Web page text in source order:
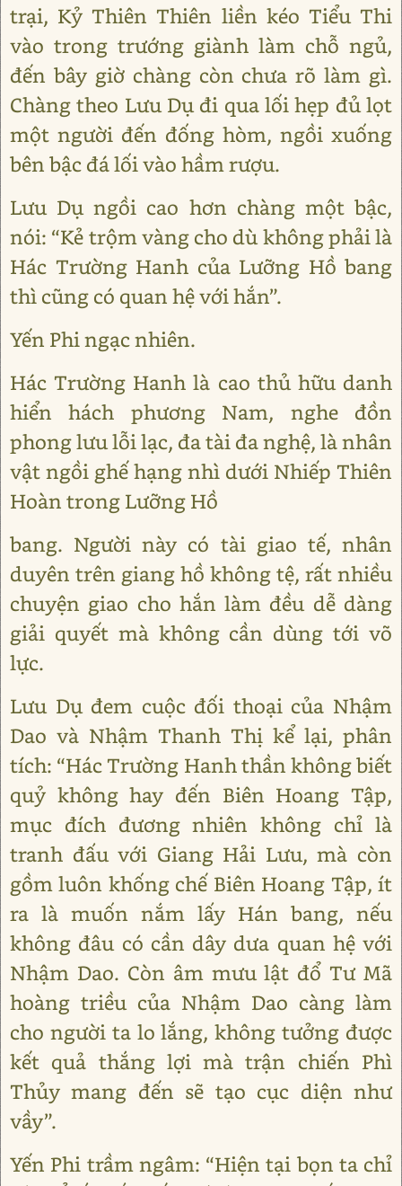
trại, Kỷ Thiên Thiên liền kéo Tiểu Thi
vào trong trướng giành làm chỗ ngủ,
đến bây giờ chàng còn chưa rõ làm gì.
Chàng theo Lưu Dụ đi qua lối hẹp đủ lọt
một người đến đống hòm, ngồi xuống
bên bậc đá lối vào hầm rượu.
Lưu Dụ ngồi cao hơn chàng một bậc,
nói: “Kẻ trộm vàng cho dù không phải là
Hác Trường Hanh của Lưỡng Hồ bang
thì cũng có quan hệ với hắn”.
Yến Phi ngạc nhiên.
Hác Trường Hanh là cao thủ hữu danh
hiển hách phương Nam, nghe đồn
phong lưu lỗi lạc, đa tài đa nghệ, là nhân
vật ngồi ghế hạng nhì dưới Nhiếp Thiên
Hoàn trong Lưỡng Hồ
bang. Người này có tài giao tế, nhân
duyên trên giang hồ không tệ, rất nhiều
chuyện giao cho hắn làm đều dễ dàng
giải quyết mà không cần dùng tới võ
lực.
Lưu Dụ đem cuộc đối thoại của Nhậm
Dao và Nhậm Thanh Thị kể lại, phân
tích: “Hác Trường Hanh thần không biết
quỷ không hay đến Biên Hoang Tập,
mục đích đương nhiên không chỉ là
tranh đấu với Giang Hải Lưu, mà còn
gồm luôn khống chế Biên Hoang Tập, ít
ra là muốn nắm lấy Hán bang, nếu
không đâu có cần dây dưa quan hệ với
Nhậm Dao. Còn âm mưu lật đổ Tư Mã
hoàng triều của Nhậm Dao càng làm
cho người ta lo lắng, không tưởng được
kết quả thắng lợi mà trận chiến Phì
Thủy mang đến sẽ tạo cục diện như
vầy”.
Yến Phi trầm ngâm: “Hiện tại bọn ta chỉ